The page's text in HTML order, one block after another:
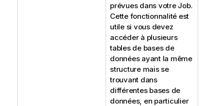
prévues dans votre Job.
Cette fonctionnalité est
utile si vous devez
accéder à plusieurs
tables de bases de
données ayant la même
structure mais se
trouvant dans
différentes bases de
données, en particulier